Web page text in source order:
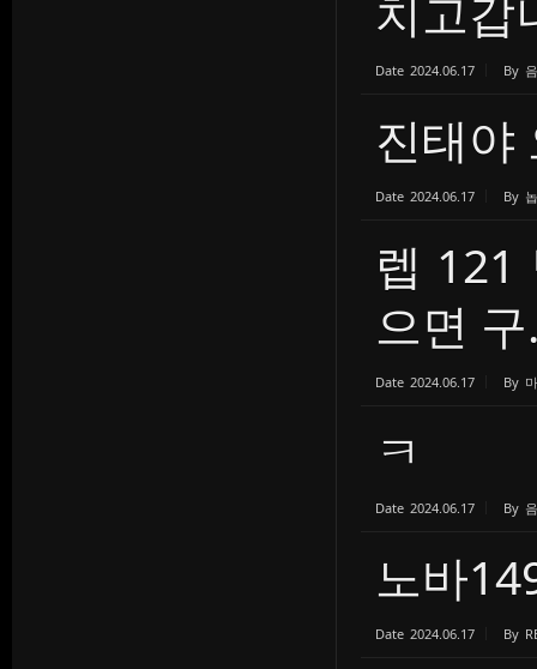
Date 2024.06.17 By
진태야
Date 2024.06.17 By
렙 121
으면
Date 2024.06.17 By
ㅋ
Date 2024.06.17 By
노바
Date 2024.06.17 By